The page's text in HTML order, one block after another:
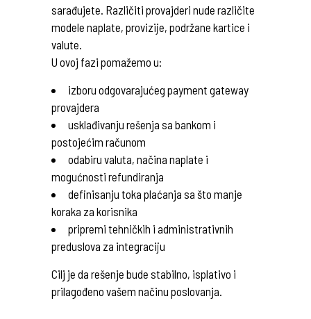
sarađujete. Različiti provajderi nude različite
modele naplate, provizije, podržane kartice i
valute.
U ovoj fazi pomažemo u:
izboru odgovarajućeg payment gateway
provajdera
usklađivanju rešenja sa bankom i
postojećim računom
odabiru valuta, načina naplate i
mogućnosti refundiranja
definisanju toka plaćanja sa što manje
koraka za korisnika
pripremi tehničkih i administrativnih
preduslova za integraciju
Cilj je da rešenje bude stabilno, isplativo i
prilagođeno vašem načinu poslovanja.